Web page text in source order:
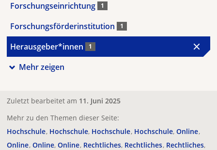
Forschungseinrichtung 1
Forschungsförderinstitution 1
Herausgeber*innen 1
Mehr zeigen
Zuletzt bearbeitet am 11. Juni 2025
Mehr zu den Themen dieser Seite:
Hochschule Hochschule Hochschule Hochschule Online
Online Online Online Rechtliches Rechtliches Rechtliches